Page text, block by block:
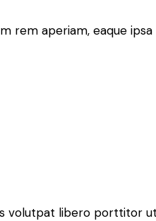
rem aperiam, eaque ipsa
volutpat libero porttitor